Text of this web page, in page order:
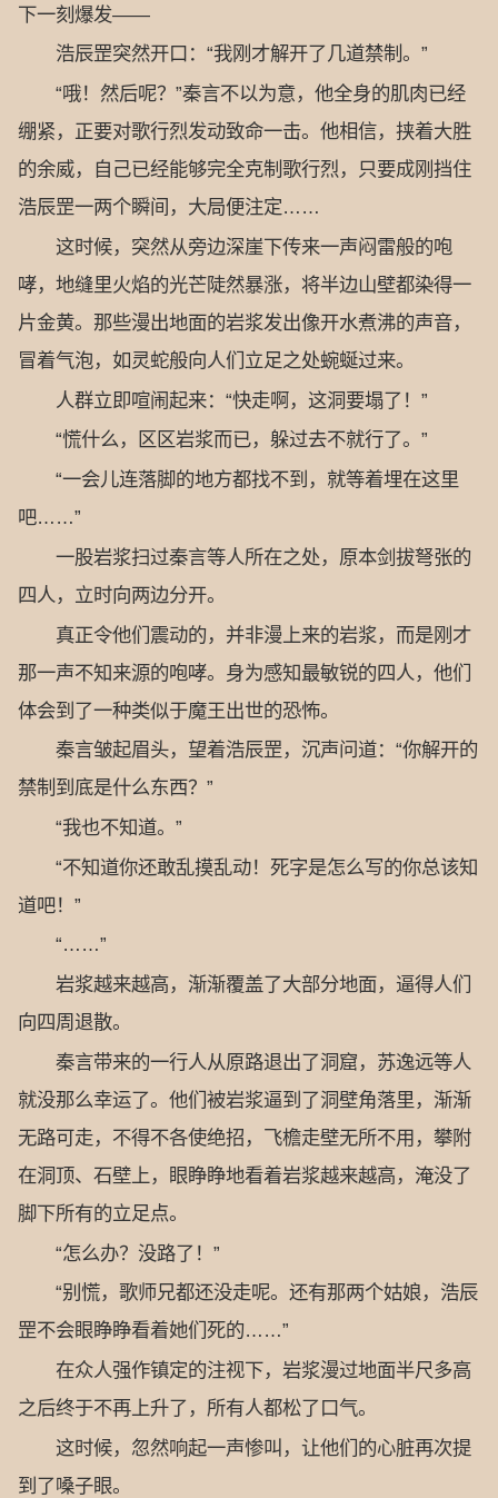
下一刻爆发——
浩辰罡突然开口：“我刚才解开了几道禁制。”
“哦！然后呢？”秦言不以为意，他全身的肌肉已经
绷紧，正要对歌行烈发动致命一击。他相信，挟着大胜
的余威，自己已经能够完全克制歌行烈，只要成刚挡住
浩辰罡一两个瞬间，大局便注定……
这时候，突然从旁边深崖下传来一声闷雷般的咆
哮，地缝里火焰的光芒陡然暴涨，将半边山壁都染得一
片金黄。那些漫出地面的岩浆发出像开水煮沸的声音，
冒着气泡，如灵蛇般向人们立足之处蜿蜒过来。
人群立即喧闹起来：“快走啊，这洞要塌了！”
“慌什么，区区岩浆而已，躲过去不就行了。”
“一会儿连落脚的地方都找不到，就等着埋在这里
吧……”
一股岩浆扫过秦言等人所在之处，原本剑拔弩张的
四人，立时向两边分开。
真正令他们震动的，并非漫上来的岩浆，而是刚才
那一声不知来源的咆哮。身为感知最敏锐的四人，他们
体会到了一种类似于魔王出世的恐怖。
秦言皱起眉头，望着浩辰罡，沉声问道：“你解开的
禁制到底是什么东西？”
“我也不知道。”
“不知道你还敢乱摸乱动！死字是怎么写的你总该知
道吧！”
“……”
岩浆越来越高，渐渐覆盖了大部分地面，逼得人们
向四周退散。
秦言带来的一行人从原路退出了洞窟，苏逸远等人
就没那么幸运了。他们被岩浆逼到了洞壁角落里，渐渐
无路可走，不得不各使绝招，飞檐走壁无所不用，攀附
在洞顶、石壁上，眼睁睁地看着岩浆越来越高，淹没了
脚下所有的立足点。
“怎么办？没路了！”
“别慌，歌师兄都还没走呢。还有那两个姑娘，浩辰
罡不会眼睁睁看着她们死的……”
在众人强作镇定的注视下，岩浆漫过地面半尺多高
之后终于不再上升了，所有人都松了口气。
这时候，忽然响起一声惨叫，让他们的心脏再次提
到了嗓子眼。